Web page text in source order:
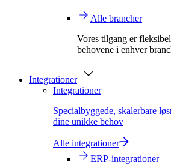
Alle brancher
Vores tilgang er
behovene i enhver
Integrationer
Integrationer
Specialbyggede, skalerbare
dine unikke behov
Alle integrationer
ERP-integrationer